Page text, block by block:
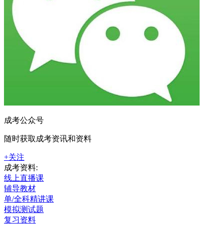
成考公众号
随时获取成考资讯和资料
+关注
成考资料:
线上直播课
辅导教材
单/全科精讲课
模拟测试题
复习资料